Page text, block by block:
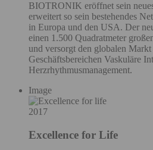
BIOTRONIK eröffnet sein
erweitert so sein bestehendes
in Europa und den USA. Der
einen 1.500 Quadratmeter
und versorgt den globalen
Geschäftsbereichen Vaskuläre
Herzrhythmusmanagement.
Image
2017
Excellence for Life